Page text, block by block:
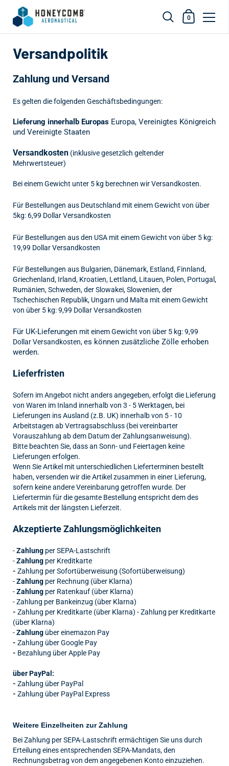
0
Versandpolitik
Zahlung und Versand
Es gelten die folgenden Geschäftsbedingungen:
Lieferung innerhalb Europas Europa, Vereinigtes Königreich
und Vereinigte Staaten
Versandkosten (inklusive gesetzlich geltender
Mehrwertsteuer)
Bei einem Gewicht unter 5 kg berechnen wir Versandkosten.
Für Bestellungen aus Deutschland mit einem Gewicht von über
5kg: 6,99 Dollar Versandkosten
Für Bestellungen aus den USA mit einem Gewicht von über 5 kg:
19,99 Dollar Versandkosten
Für Bestellungen aus Bulgarien, Dänemark, Estland, Finnland,
Griechenland, Irland, Kroatien, Lettland, Litauen, Polen, Portugal,
Rumänien, Schweden, der Slowakei, Slowenien, der
Tschechischen Republik, Ungarn und Malta mit einem Gewicht
von über 5 kg: 9,99 Dollar Versandkosten
Für UK-Lieferungen mit einem Gewicht von über 5 kg: 9,99
Dollar Versandkosten,es können zusätzliche Zölle erhoben
werden.
Lieferfristen
Sofern im Angebot nicht anders angegeben, erfolgt die Lieferung
von Waren im Inland innerhalb von 3 - 5Werktagen, bei
Lieferungen ins Ausland (z.B. UK) innerhalb von 5 - 10
Arbeitstagen ab Vertragsabschluss (bei vereinbarter
Vorauszahlung ab dem Datum der Zahlungsanweisung).
Bitte beachten Sie, dass an Sonn- und Feiertagen keine
Lieferungen erfolgen.
Wenn Sie Artikel mit unterschiedlichen Lieferterminen bestellt
haben, versenden wir die Artikel zusammen in einer Lieferung,
sofern keine andere Vereinbarung getroffen wurde. Der
Liefertermin für die gesamte Bestellung entspricht dem des
Artikels mit der längsten Lieferzeit.
Akzeptierte Zahlungsmöglichkeiten
-Zahlung per SEPA-Lastschrift
-Zahlung per Kreditkarte
- Zahlung per Sofortüberweisung (Sofortüberweisung)
-Zahlung per Rechnung (über Klarna)
-Zahlung per Ratenkauf (über Klarna)
- Zahlung per Bankeinzug (über Klarna)
- Zahlung per Kreditkarte (über Klarna) - Zahlung per Kreditkarte
(über Klarna)
-Zahlung über einemazon Pay
- Zahlung über Google Pay
- Bezahlung über Apple Pay
über PayPal:
- Zahlung über PayPal
- Zahlung über PayPal Express
Weitere Einzelheiten zur Zahlung
Bei Zahlung per SEPA-Lastschrift ermächtigen Sie uns durch
Erteilung eines entsprechenden SEPA-Mandats, den
Rechnungsbetrag von dem angegebenen Konto einzuziehen.